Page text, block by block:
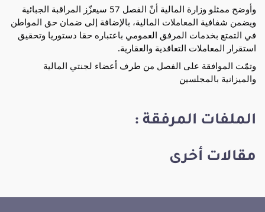
وأوضح ممثلو وزارة المالية أنّ الفصل 57 سيعزّز المراقبة الجبائية
ويضمن شفافية المعاملات المالية، بالإضافة إلى ضمان حق المواطن
في التمتع بخدمات المرفق العمومي باعتباره حقا دستوريا وتحقيق
استقرار المعاملات التعاقدية والعقارية.
وتمّت الموافقة على الفصل من طرف أعضاء لجنتي المالية
والميزانية بالمجلسين
الملفات المرفقة :
مقالات أخرى